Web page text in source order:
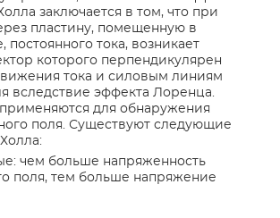
заключается в том, что при
пластину, помещенную в
постоянного тока, возникает
которого перпендикулярен
тока и силовым линиям
вследствие эффекта Лоренца.
для обнаружения
поля. Существуют следующие
чем больше напряженность
поля, тем больше напряжение